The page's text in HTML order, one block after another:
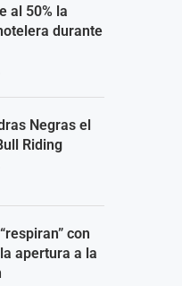
al 50% la
durante
Negras el
Riding
con
apertura a la